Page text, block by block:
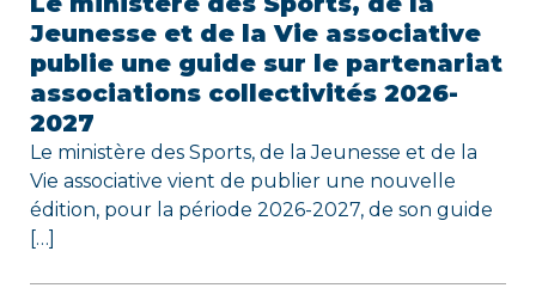
a
r
t
i
c
l
Jeunesse et de la Vie associative
publie une guide sur le partenariat
associations collectivités 2026-
2027
Le ministère des Sports, de la Jeunesse et de la
Vie associative vient de publier une nouvelle
édition, pour la période 2026-2027, de son guide
[…]